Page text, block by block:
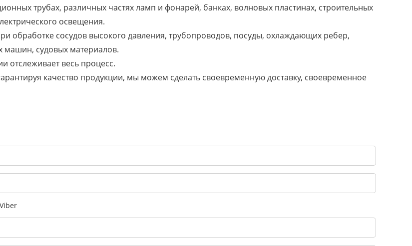
трубах, различных частях ламп и фонарей, банках, волновых пластинах, строительных
освещения.
обработке сосудов высокого давления, трубопроводов, посуды, охлаждающих ребер,
машин, судовых материалов.
отслеживает весь процесс.
качество продукции, мы можем сделать своевременную доставку, своевременное
Viber